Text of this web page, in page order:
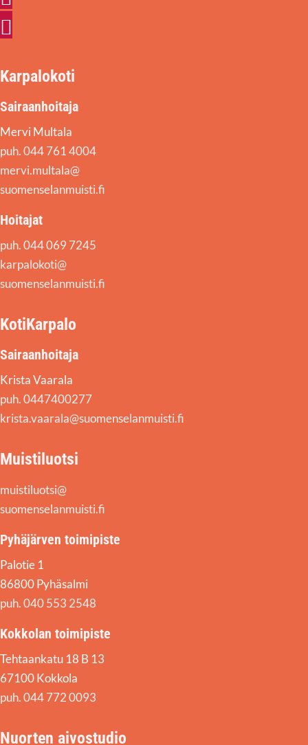
Facebook
Karpalokoti
Sairaanhoitaja
Mervi Multala
puh. 044 761 4004
mervi.multala@
suomenselanmuisti.fi
Hoitajat
puh. 044 069 7245
karpalokoti@
suomenselanmuisti.fi
KotiKarpalo
Sairaanhoitaja
Krista Vaarala
puh. 0447400277
krista.vaarala@suomenselanmuisti.fi
Muistiluotsi
muistiluotsi@
suomenselanmuisti.fi
Pyhäjärven toimipiste
Palotie 1
86800 Pyhäsalmi
puh. 040 553 2548
Kokkolan toimipiste
Tehtaankatu 18 B 13
67100 Kokkola
puh. 044 772 0093
Nuorten aivostudio